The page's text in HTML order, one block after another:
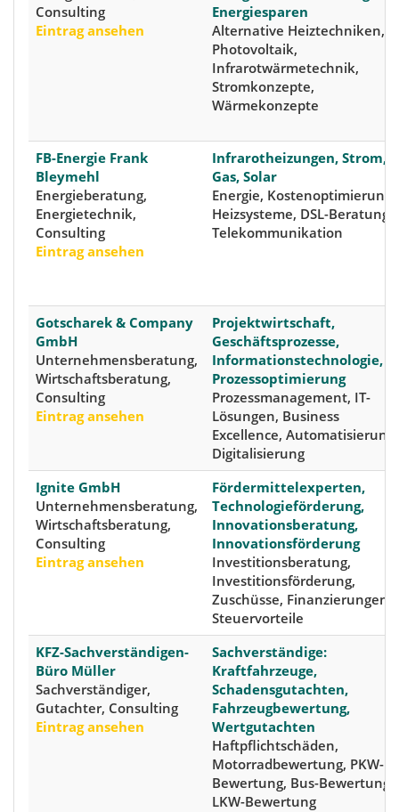
Consulting
Eintrag ansehen
Energiesparen
Alternative Heiztechniken,
Photovoltaik,
Infrarotwärmetechnik,
Stromkonzepte,
Wärmekonzepte
FB-Energie Frank
Bleymehl
Energieberatung,
Energietechnik,
Consulting
Eintrag ansehen
Infrarotheizungen, Strom,
Gas, Solar
Energie, Kostenoptimierung,
Heizsysteme, DSL-Beratung,
Telekommunikation
Gotscharek & Company
GmbH
Unternehmensberatung,
Wirtschaftsberatung,
Consulting
Eintrag ansehen
Projektwirtschaft,
Geschäftsprozesse,
Informationstechnologie,
Prozessoptimierung
Prozessmanagement, IT-
Lösungen, Business
Excellence, Automatisierung,
Digitalisierung
Ignite GmbH
Unternehmensberatung,
Wirtschaftsberatung,
Consulting
Eintrag ansehen
Fördermittelexperten,
Technologieförderung,
Innovationsberatung,
Innovationsförderung
Investitionsberatung,
Investitionsförderung,
Zuschüsse, Finanzierungen,
Steuervorteile
KFZ-Sachverständigen-
Büro Müller
Sachverständiger,
Gutachter, Consulting
Eintrag ansehen
Sachverständige:
Kraftfahrzeuge,
Schadensgutachten,
Fahrzeugbewertung,
Wertgutachten
Haftpflichtschäden,
Motorradbewertung, PKW-
Bewertung, Bus-Bewertung,
LKW-Bewertung